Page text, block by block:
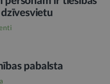
pabalsta